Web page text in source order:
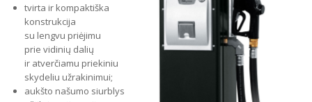
tvirta ir kompaktiška
konstrukcija
su lengvu priėjimu
prie vidinių dalių
ir atverčiamu priekiniu
skydeliu užrakinimui;
aukšto našumo siurblys